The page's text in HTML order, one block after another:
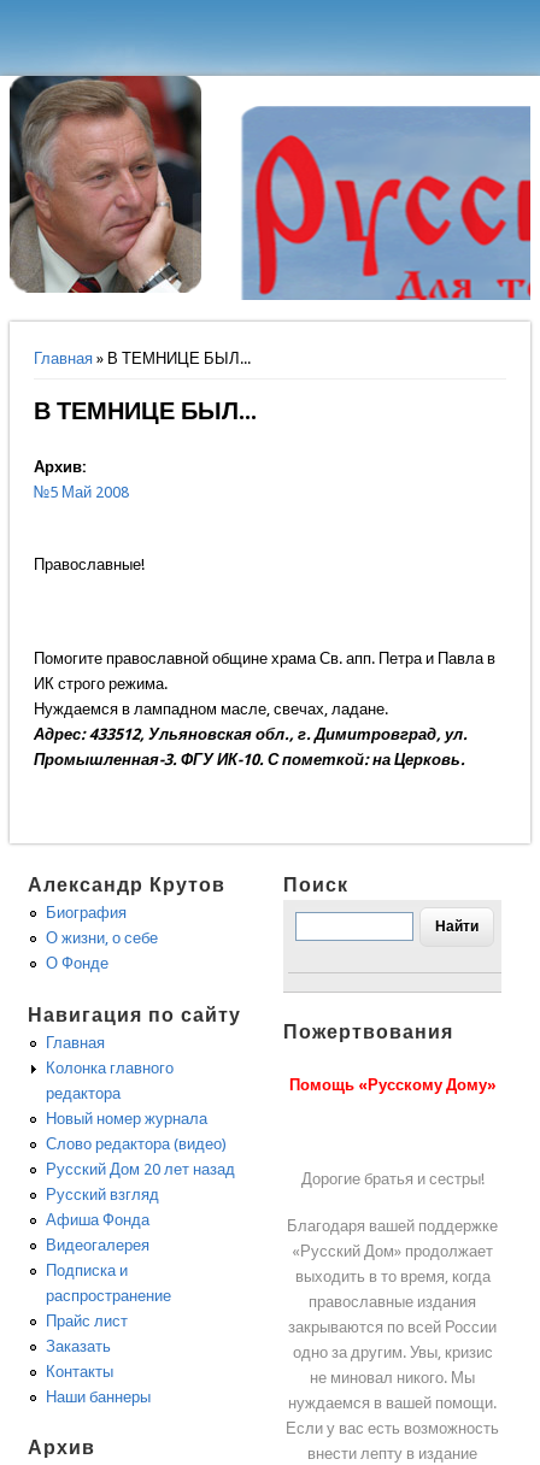
Вы здесь
Главная» В ТЕМНИЦЕ БЫЛ...
В ТЕМНИЦЕ БЫЛ...
Архив:
№5 Май 2008
Православные!
Помогите православной общине храма Св. апп. Петра и Павла в
ИК строго режима.
Нуждаемся в лампадном масле, свечах, ладане.
Адрес: 433512, Ульяновская обл., г. Димитровград, ул.
Промышленная-3. ФГУ ИК-10. С пометкой: на Церковь.
Александр Крутов
Биография
О жизни, о себе
О Фонде
Навигация по сайту
Главная
Колонка главного
редактора
Новый номер журнала
Слово редактора (видео)
Русский Дом 20 лет назад
Русский взгляд
Афиша Фонда
Видеогалерея
Подписка и
распространение
Прайс лист
Заказать
Контакты
Наши баннеры
Архив
Поиск
Пожертвования
Помощь «Русскому Дому»
Дорогие братья и сестры!
Благодаря вашей поддержке
«Русский Дом» продолжает
выходить в то время, когда
православные издания
закрываются по всей России
одно за другим. Увы, кризис
не миновал никого. Мы
нуждаемся в вашей помощи.
Если у вас есть возможность
внести лепту в издание